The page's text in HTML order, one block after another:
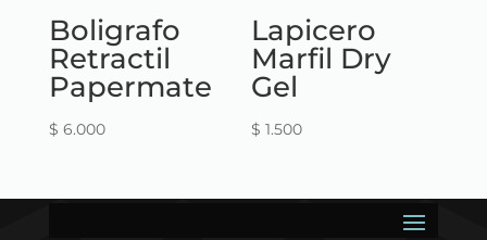
Boligrafo
Retractil
Papermate
$ 6.000
Lapicero
Marfil Dry
Gel
$ 1.500